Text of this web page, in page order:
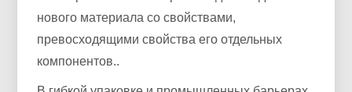
нового материала со свойствами,
превосходящими свойства его отдельных
компонентов..